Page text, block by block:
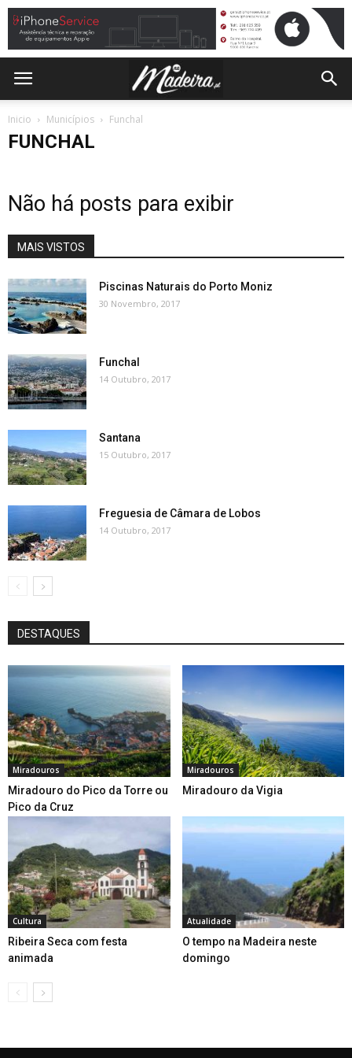
Inicio Municípios Funchal
FUNCHAL
Não há posts para exibir
MAIS VISTOS
Piscinas Naturais do Porto Moniz
30 Novembro, 2017
Funchal
14 Outubro, 2017
Santana
15 Outubro, 2017
Freguesia de Câmara de Lobos
14 Outubro, 2017
DESTAQUES
Miradouros
Miradouro do Pico da Torre ou
Pico da Cruz
Miradouros
Miradouro da Vigia
Cultura
Ribeira Seca com festa
animada
Atualidade
O tempo na Madeira neste
domingo